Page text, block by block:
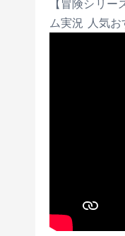
【冒険シリ
ム実況 人気